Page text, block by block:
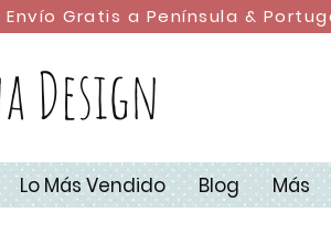
Envío Gratis a Península &
Design
Lo Más Vendido Blog Más